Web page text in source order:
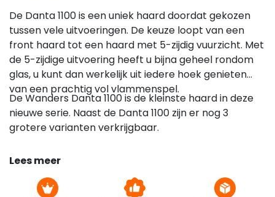
De Danta 1100 is een uniek haard doordat gekozen
tussen vele uitvoeringen. De keuze loopt van een
front haard tot een haard met 5-zijdig vuurzicht. Met
de 5-zijdige uitvoering heeft u bijna geheel rondom
glas, u kunt dan werkelijk uit iedere hoek genieten
van een prachtig vol vlammenspel.
De Wanders Danta 1100 is de kleinste haard in deze
nieuwe serie. Naast de Danta 1100 zijn er nog 3
grotere varianten verkrijgbaar.
Lees meer